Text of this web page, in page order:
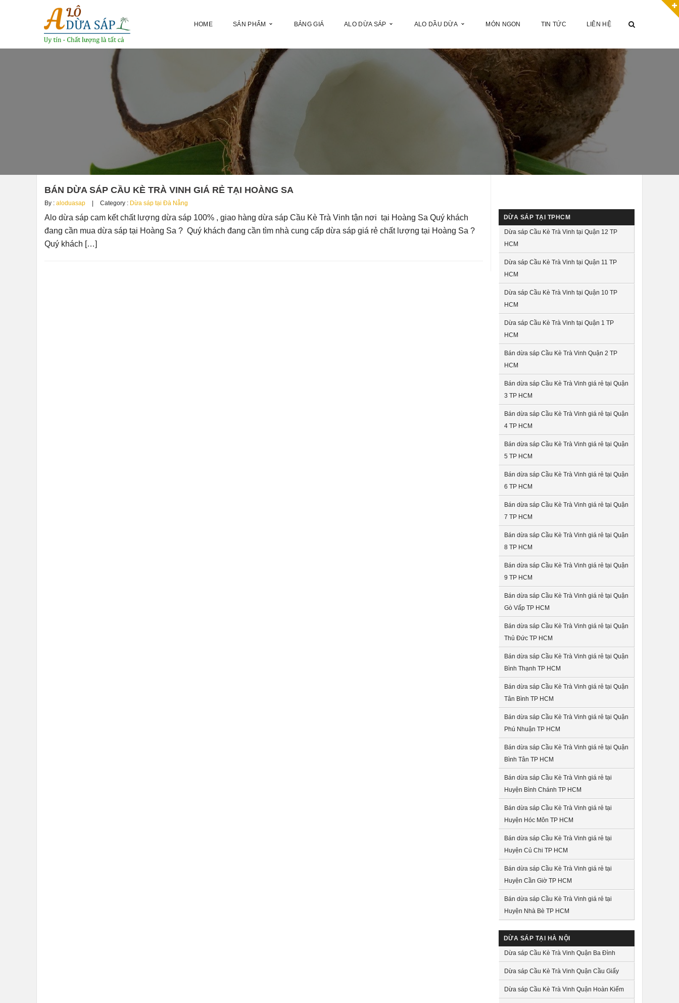
HOME SẢN PHẨM BẢNG GIÁ ALO DỪA SÁP ALO DẦU DỪA MÓN NGON TIN TỨC LIÊN HỆ
BÁN DỪA SÁP CẦU KÈ TRÀ VINH GIÁ RẺ TẠI HOÀNG SA
By : aloduasap Category : Dừa sáp tại Đà Nẵng
Alo dừa sáp cam kết chất lượng dừa sáp 100% , giao hàng dừa sáp Cầu Kè Trà Vinh tận nơi tại Hoàng Sa Quý khách
đang cần mua dừa sáp tại Hoàng Sa ? Quý khách đang cần tìm nhà cung cấp dừa sáp giá rẻ chất lượng tại Hoàng Sa ?
Quý khách […]
DỪA SÁP TẠI TPHCM
Dừa sáp Cầu Kè Trà Vinh tại Quận 12 TP
HCM
Dừa sáp Cầu Kè Trà Vinh tại Quận 11 TP
HCM
Dừa sáp Cầu Kè Trà Vinh tại Quận 10 TP
HCM
Dừa sáp Cầu Kè Trà Vinh tại Quận 1 TP
HCM
Bán dừa sáp Cầu Kè Trà Vinh Quận 2 TP
HCM
Bán dừa sáp Cầu Kè Trà Vinh giá rẻ tại Quận
3 TP HCM
Bán dừa sáp Cầu Kè Trà Vinh giá rẻ tại Quận
4 TP HCM
Bán dừa sáp Cầu Kè Trà Vinh giá rẻ tại Quận
5 TP HCM
Bán dừa sáp Cầu Kè Trà Vinh giá rẻ tại Quận
6 TP HCM
Bán dừa sáp Cầu Kè Trà Vinh giá rẻ tại Quận
7 TP HCM
Bán dừa sáp Cầu Kè Trà Vinh giá rẻ tại Quận
8 TP HCM
Bán dừa sáp Cầu Kè Trà Vinh giá rẻ tại Quận
9 TP HCM
Bán dừa sáp Cầu Kè Trà Vinh giá rẻ tại Quận
Gò Vấp TP HCM
Bán dừa sáp Cầu Kè Trà Vinh giá rẻ tại Quận
Thủ Đức TP HCM
Bán dừa sáp Cầu Kè Trà Vinh giá rẻ tại Quận
Bình Thạnh TP HCM
Bán dừa sáp Cầu Kè Trà Vinh giá rẻ tại Quận
Tân Bình TP HCM
Bán dừa sáp Cầu Kè Trà Vinh giá rẻ tại Quận
Phú Nhuận TP HCM
Bán dừa sáp Cầu Kè Trà Vinh giá rẻ tại Quận
Bình Tân TP HCM
Bán dừa sáp Cầu Kè Trà Vinh giá rẻ tại
Huyện Bình Chánh TP HCM
Bán dừa sáp Cầu Kè Trà Vinh giá rẻ tại
Huyện Hóc Môn TP HCM
Bán dừa sáp Cầu Kè Trà Vinh giá rẻ tại
Huyện Củ Chi TP HCM
Bán dừa sáp Cầu Kè Trà Vinh giá rẻ tại
Huyện Cần Giờ TP HCM
Bán dừa sáp Cầu Kè Trà Vinh giá rẻ tại
Huyện Nhà Bè TP HCM
DỪA SÁP TẠI HÀ NỘI
Dừa sáp Cầu Kè Trà Vinh Quận Ba Đình
Dừa sáp Cầu Kè Trà Vinh Quận Cầu Giấy
Dừa sáp Cầu Kè Trà Vinh Quận Hoàn Kiếm